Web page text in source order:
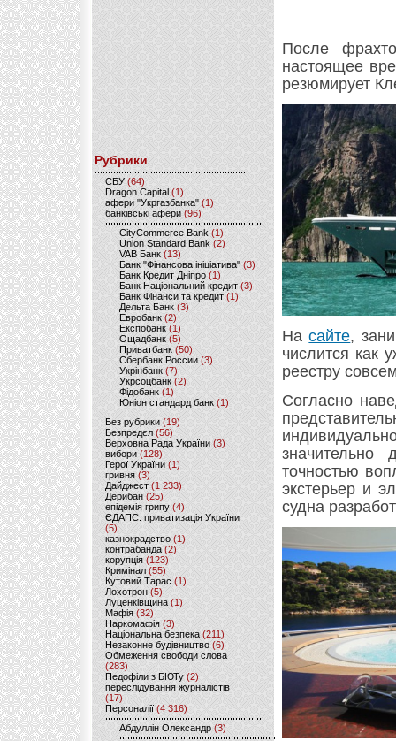
Рубрики
CБУ (64)
Dragon Capital (1)
афери "Укргазбанка" (1)
банківські афери (96)
CityCommerce Bank (1)
Union Standard Bank (2)
VAB Банк (13)
Банк "Фінансова ініціатива" (3)
Банк Кредит Дніпро (1)
Банк Національний кредит (3)
Банк Фінанси та кредит (1)
Дельта Банк (3)
Евробанк(2)
Експобанк (1)
Ощадбанк(5)
Приватбанк (50)
Сбербанк России (3)
Укрінбанк(7)
Укрсоцбанк (2)
Фідобанк (1)
Юніон стандард банк(1)
Без рубрики (19)
Безпредєл(56)
Верховна Рада України (3)
вибори(128)
Герої України(1)
гривня (3)
Дайджест (1 233)
Дерибан (25)
епідемія грипу (4)
ЄДАПС: приватизація України
(5)
казнокрадство (1)
контрабанда (2)
корупція (123)
Кримінал (55)
Кутовий Тарас (1)
Лохотрон(5)
Луценківщина (1)
Мафія (32)
Наркомафія (3)
Національна безпека (211)
Незаконне будівництво(6)
Обмеження свободи слова
(283)
Педофіли з БЮТу (2)
переслідування журналістів
(17)
Персоналії (4 316)
Абдуллін Олександр (3)
После
настоящее
резюмирует
Насайте,
числится как
реестру
Согласно
точностью
экстерьер и
судна